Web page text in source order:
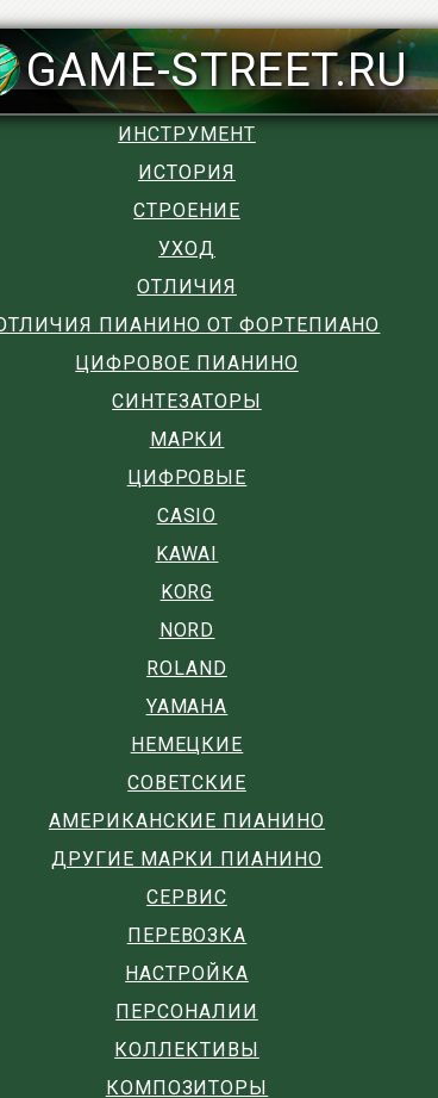
GAME-STREET.RU
ИНСТРУМЕНТ
ИСТОРИЯ
СТРОЕНИЕ
УХОД
ОТЛИЧИЯ
ПИАНИНО ОТ ФОРТЕПИАНО
ЦИФРОВОЕ ПИАНИНО
СИНТЕЗАТОРЫ
МАРКИ
ЦИФРОВЫЕ
CASIO
KAWAI
KORG
NORD
ROLAND
YAMAHA
НЕМЕЦКИЕ
СОВЕТСКИЕ
АМЕРИКАНСКИЕ ПИАНИНО
ДРУГИЕ МАРКИ ПИАНИНО
СЕРВИС
ПЕРЕВОЗКА
НАСТРОЙКА
ПЕРСОНАЛИИ
КОЛЛЕКТИВЫ
КОМПОЗИТОРЫ